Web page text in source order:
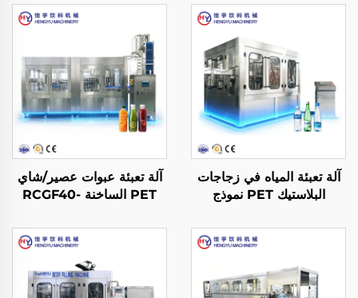
آلة تعبئة المياه في زجاجات
البلاستيك PET نموذج
آلة تعبئة عبوات عصير/شاي
PET الساخنة RCGF40-